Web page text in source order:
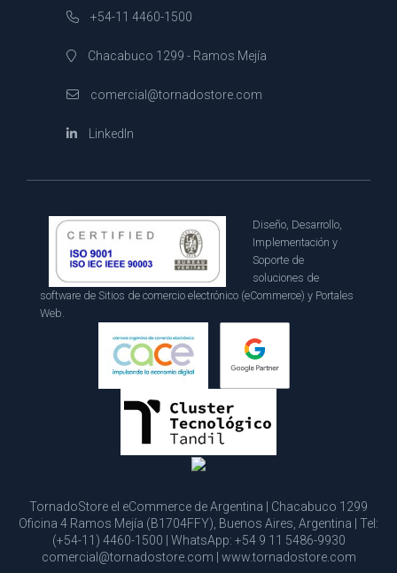
+54-11 4460-1500
Chacabuco 1299 - Ramos Mejía
comercial@tornadostore.com
LinkedIn
Diseño, Desarrollo,
Implementación y
Soporte de
soluciones de
software de Sitios de comercio electrónico (eCommerce) y Portales
Web.
TornadoStore el eCommerce de Argentina | Chacabuco 1299
Oficina 4 Ramos Mejía (B1704FFY), Buenos Aires, Argentina | Tel:
(+54-11) 4460-1500 | WhatsApp: +54 9 11 5486-9930
comercial@tornadostore.com | www.tornadostore.com